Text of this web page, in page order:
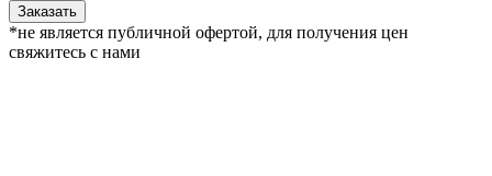
Заказать
*не является публичной офертой, для получения цен
свяжитесь с нами